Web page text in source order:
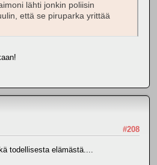
lähti jonkin poliisin
että se piruparka yrittää
#208
todellisesta elämästä....